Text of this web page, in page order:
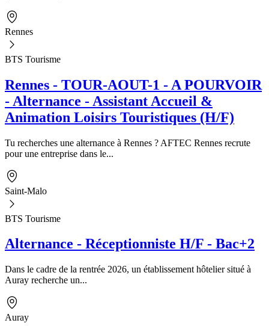
Rennes
BTS Tourisme
Rennes - TOUR-AOUT-1 - A POURVOIR
- Alternance - Assistant Accueil &
Animation Loisirs Touristiques (H/F)
Tu recherches une alternance à Rennes ? AFTEC Rennes recrute
pour une entreprise dans le...
Saint-Malo
BTS Tourisme
Alternance - Réceptionniste H/F - Bac+2
Dans le cadre de la rentrée 2026, un établissement hôtelier situé à
Auray recherche un...
Auray